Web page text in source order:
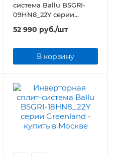
система Ballu BSGRI-
09HN8_22Y серии
52 990 руб./шт
В корзину